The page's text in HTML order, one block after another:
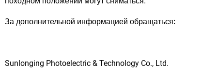
За дополнительной информацией обращаться:
Sunlonging Photoelectric & Technology Co., Ltd.